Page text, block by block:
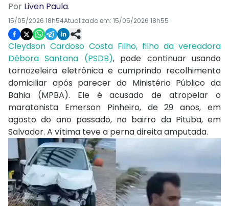
Por Liven Paula.
15/05/2026 18h54Atualizado em: 15/05/2026 18h55
Cleydson Cardoso Costa Filho, filho da vereadora
Débora Santana (PSDB), pode continuar usando
tornozeleira eletrônica e cumprindo recolhimento
domiciliar após parecer do Ministério Público da
Bahia (MPBA). Ele é acusado de atropelar o
maratonista Emerson Pinheiro, de 29 anos, em
agosto do ano passado, no bairro da Pituba, em
Salvador. A vítima teve a perna direita amputada.